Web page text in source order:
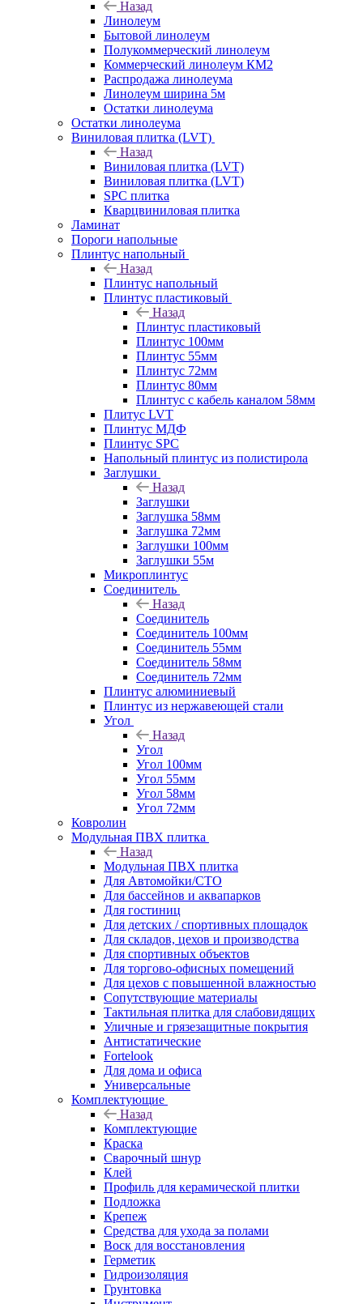
Назад
Линолеум
Бытовой линолеум
Полукоммерческий линолеум
Коммерческий линолеум КМ2
Распродажа линолеума
Линолеум ширина 5м
Остатки линолеума
Остатки линолеума
Виниловая плитка (LVT)
Назад
Виниловая плитка (LVT)
Виниловая плитка (LVT)
SPC плитка
Кварцвиниловая плитка
Ламинат
Пороги напольные
Плинтус напольный
Назад
Плинтус напольный
Плинтус пластиковый
Назад
Плинтус пластиковый
Плинтус 100мм
Плинтус 55мм
Плинтус 72мм
Плинтус 80мм
Плинтус с кабель каналом 58мм
Плитус LVT
Плинтус МДФ
Плинтус SPC
Напольный плинтус из полистирола
Заглушки
Назад
Заглушки
Заглушка 58мм
Заглушка 72мм
Заглушки 100мм
Заглушки 55м
Микроплинтус
Соединитель
Назад
Соединитель
Соединитель 100мм
Соединитель 55мм
Соединитель 58мм
Соединитель 72мм
Плинтус алюминиевый
Плинтус из нержавеющей стали
Угол
Назад
Угол
Угол 100мм
Угол 55мм
Угол 58мм
Угол 72мм
Ковролин
Модульная ПВХ плитка
Назад
Модульная ПВХ плитка
Для Автомойки/СТО
Для бассейнов и аквапарков
Для гостиниц
Для детских / спортивных площадок
Для складов, цехов и производства
Для спортивных объектов
Для торгово-офисных помещений
Для цехов с повышенной влажностью
Сопутствующие материалы
Тактильная плитка для слабовидящих
Уличные и грязезащитные покрытия
Антистатические
Fortelook
Для дома и офиса
Универсальные
Комплектующие
Назад
Комплектующие
Краска
Сварочный шнур
Клей
Профиль для керамической плитки
Подложка
Крепеж
Средства для ухода за полами
Воск для восстановления
Герметик
Гидроизоляция
Грунтовка